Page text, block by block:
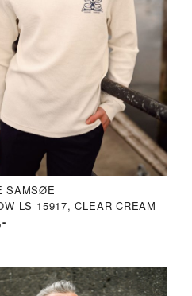
SAMSØE
LS 15917, CLEAR CREAM